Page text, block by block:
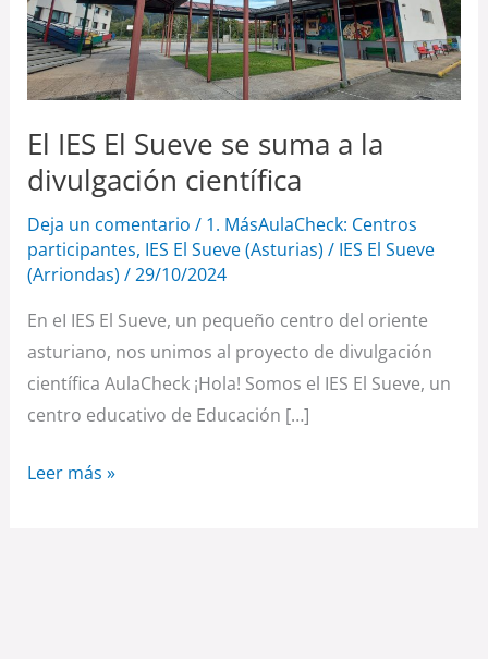
El IES El Sueve se suma a la
divulgación científica
Deja un comentario / 1. MásAulaCheck: Centros
participantes, IES El Sueve (Asturias) / IES El Sueve
(Arriondas) /29/10/2024
En eI IES El Sueve, un pequeño centro del oriente
asturiano, nos unimos al proyecto de divulgación
científica AulaCheck ¡Hola! Somos el IES El Sueve, un
centro educativo de Educación […]
Sueve
se
suma
a
la
divulgación
científica
Leer más »